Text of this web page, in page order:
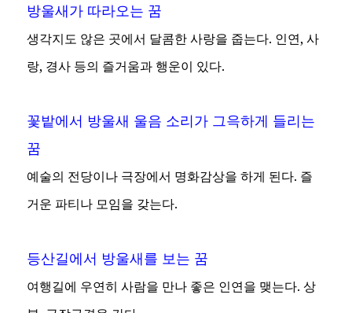
방울새가 따라오는 꿈
생각지도 않은 곳에서 달콤한 사랑을 줍는다. 인연, 사
랑, 경사 등의 즐거움과 행운이 있다.
꽃밭에서 방울새 울음 소리가 그윽하게 들리는
꿈
예술의 전당이나 극장에서 명화감상을 하게 된다. 즐
거운 파티나 모임을 갖는다.
등산길에서 방울새를 보는 꿈
여행길에 우연히 사람을 만나 좋은 인연을 맺는다. 상